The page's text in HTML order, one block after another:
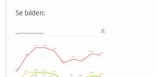
Se bilden: